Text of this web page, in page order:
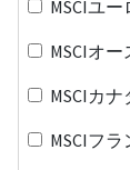
MSCIユ
MSCIオ
MSCIカ
MSCIフ